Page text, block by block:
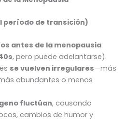
período de transición)
antes de la menopausia
, pero puede adelantarse).
se vuelven irregulares—más
abundantes o menos
fluctúan, causando
cambios de humor y